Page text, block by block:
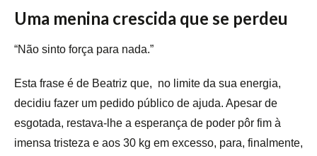
Uma menina crescida que se perdeu
“Não sinto força para nada.”
Esta frase é de Beatriz que, no limite da sua energia,
decidiu fazer um pedido público de ajuda. Apesar de
esgotada, restava-lhe a esperança de poder pôr fim à
imensa tristeza e aos 30 kg em excesso, para, finalmente,